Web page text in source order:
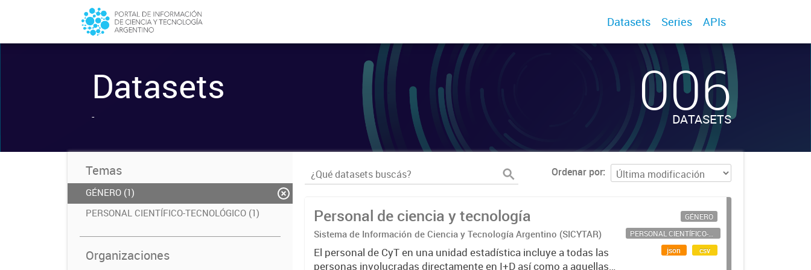
Datasets Series APIs
Datasets
- 006
DATASETS
Temas
GÉNERO (1)
PERSONAL CIENTÍFICO-TECNOLÓGICO (1)
Organizaciones
Ordenar por
Personal de ciencia y tecnología
Sistema de Información de Ciencia y Tecnología Argentino (SICYTAR)
El personal de CyT en una unidad estadística incluye a todas las
personas involucradas directamente en I+D así como a aquellas
GÉNERO
PERSONAL CIENTÍFICO-TECNOLÓGICO
json
csv